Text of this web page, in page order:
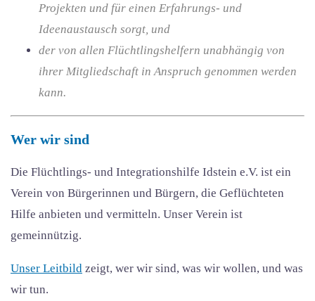
Projekten und für einen Erfahrungs- und
Ideenaustausch sorgt, und
der von allen Flüchtlingshelfern unabhängig von
ihrer Mitgliedschaft in Anspruch genommen werden
kann.
Wer wir sind
Die Flüchtlings- und Integrationshilfe Idstein e.V. ist ein
Verein von Bürgerinnen und Bürgern, die Geflüchteten
Hilfe anbieten und vermitteln. Unser Verein ist
gemeinnützig.
Unser Leitbild zeigt, wer wir sind, was wir wollen, und was
wir tun.